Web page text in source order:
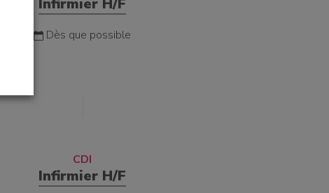
Infirmier H/F
Dès que possible
CDI
Infirmier H/F